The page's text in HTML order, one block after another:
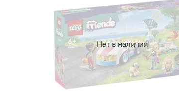
Нет в наличии